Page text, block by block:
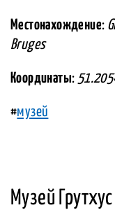
Местонахождение:
Bruges
Координаты:
#музей
Музей